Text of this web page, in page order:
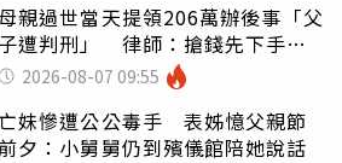
母親過世當天提領206萬辦後事「父
子遭判刑」 律師：搶錢先下手是
2026-08-07 09:55
妹慘遭公公毒手 表姊憶父親節
夕：小舅舅仍到殯儀館陪她說話